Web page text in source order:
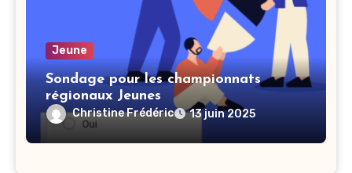
Jeune
Sondage pour les championnats
régionaux Jeunes
Christine Frédéric 13 juin 2025